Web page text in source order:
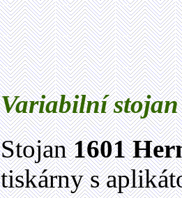
Variabilní
Stojan1601
tiskárny s